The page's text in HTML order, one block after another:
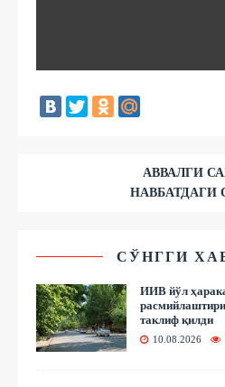
АВВАЛГИ
НАВБАТДАГИ
СЎНГГИ
ИИВ йўл
таклиф қилди
10.08.2026